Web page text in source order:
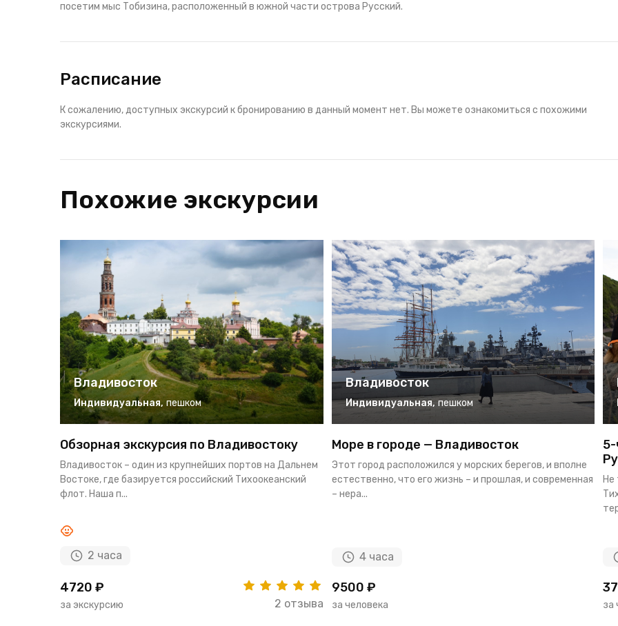
посетим мыс Тобизина, расположенный в южной части острова Русский.
Расписание
К сожалению, доступных экскурсий к бронированию в данный момент нет. Вы можете ознакомиться с похожими
экскурсиями.
Похожие экскурсии
Владивосток
Индивидуальная, пешком
Обзорная экскурсия по Владивостоку
Владивосток – один из крупнейших портов на Дальнем
Востоке, где базируется российский Тихоокеанский
флот. Наша п...
2 часа
4720 ₽
за экскурсию 2 отзыва
Владивосток
Индивидуальная, пешком
Море в городе — Владивосток
Этот город расположился у морских берегов, и вполне
естественно, что его жизнь – и прошлая, и современная
– нера...
4 часа
9500 ₽
за человека
5-
Не
за